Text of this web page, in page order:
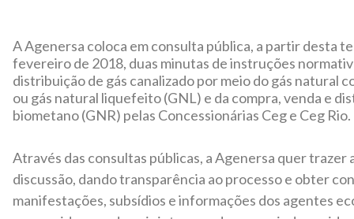
A Agenersa coloca em consulta pública, a partir desta
fevereiro de 2018, duas minutas de instruções
distribuição de gás canalizado por meio do gás natural
ou gás natural liquefeito (GNL) e da compra, venda e
biometano (GNR) pelas Concessionárias Ceg e Ceg Rio.
Através das consultas públicas, a Agenersa quer trazer
discussão, dando transparência ao processo e obter
manifestações, subsídios e informações dos agentes